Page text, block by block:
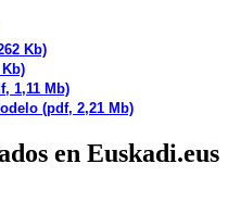
Kb)
1,11 Mb)
(pdf, 2,21 Mb)
en Euskadi.eus